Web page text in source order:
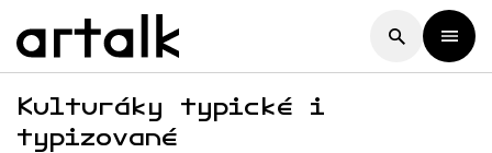
Kulturáky typické i
typizované